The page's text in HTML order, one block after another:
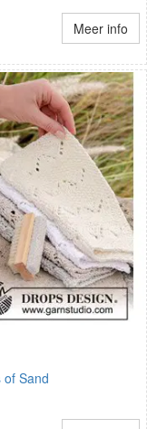
Meer info
of Sand